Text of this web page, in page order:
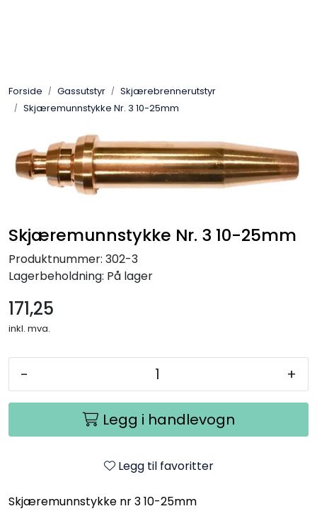
Forside Gassutstyr
Skjærebrennerutstyr
Skjæremunnstykke Nr. 3 10-25mm
Skjæremunnstykke Nr. 3 10-25mm
Produktnummer: 302-3
Lagerbeholdning: På lager
171,25
inkl. mva.
- +
Legg i handlevogn
Legg til favoritter
Skjæremunnstykke nr 3 10-25mm
Pakning
Automasjon
Verneutstyr